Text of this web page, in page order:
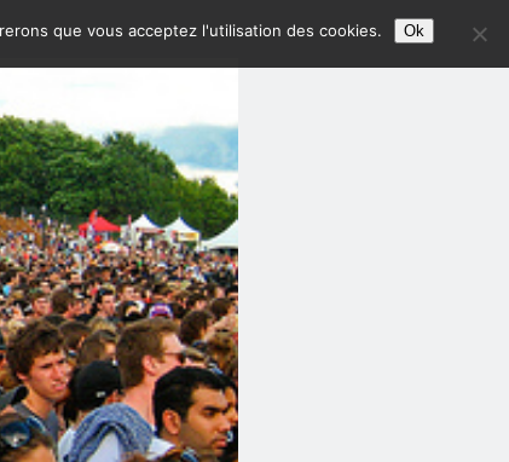
que vous acceptez l'utilisation des cookies. Ok